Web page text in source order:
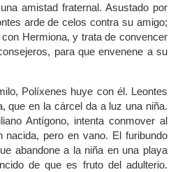
amistad fraternal. Asustado por
arde de celos contra su amigo;
Hermiona, y trata de convencer
para que envenene a su
Políxenes huye con él. Leontes
que en la cárcel da a luz una niña.
Antígono, intenta conmover al
nacida, pero en vano. El furibundo
abandone a la niña en una playa
de que es fruto del adulterio.